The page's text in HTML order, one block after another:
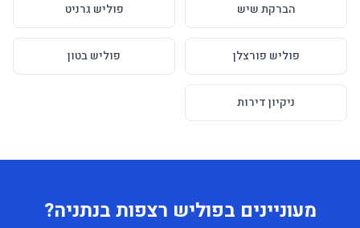
הברקת שיש פוליש גרניט
פוליש פורצלן פוליש בטון
ניקיון דירות
מעוניינים בפוליש רצפות בנתניה?